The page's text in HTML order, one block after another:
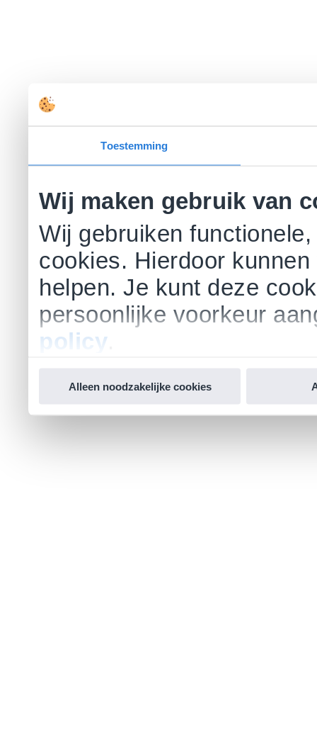
Toestemming
Wij maken gebruik van
Wij gebruiken
cookies. Hierdoor
helpen. Je kunt deze
persoonlijke voorkeur
policy
Alleen noodzakelijke cookies